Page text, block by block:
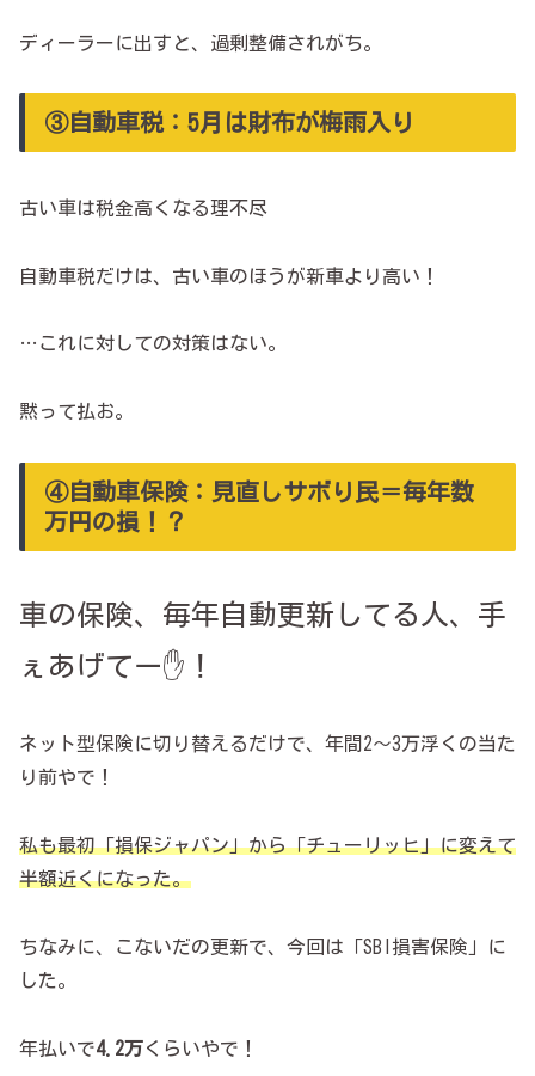
ディーラーに出すと、過剰整備されがち。
③自動車税：5月は財布が梅雨入り
古い車は税金高くなる理不尽
自動車税だけは、古い車のほうが新車より高い！
…これに対しての対策はない。
黙って払お。
④自動車保険：見直しサボり民＝毎年数
万円の損！？
車の保険、毎年自動更新してる人、手
ぇあげてー✋！
ネット型保険に切り替えるだけで、年間2～3万浮くの当た
り前やで！
私も最初「損保ジャパン」から「チューリッヒ」に変えて
半額近くになった。
ちなみに、こないだの更新で、今回は「SBI損害保険」に
した。
年払いで4.2万くらいやで！